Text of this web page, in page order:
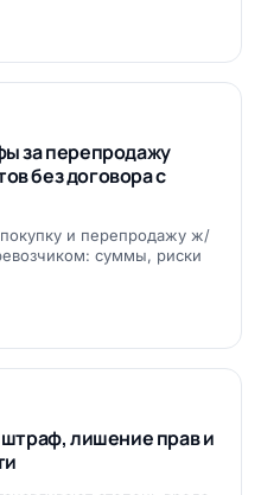
за перепродажу
без договора с
и перепродажу ж/
суммы, риски
лишение прав и